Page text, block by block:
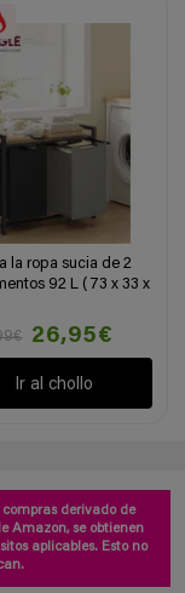
la ropa sucia de 2
92 L (73 x 33 x
26,95€
Ir al chollo
derivado de
Amazon, se obtienen
aplicables. Esto no